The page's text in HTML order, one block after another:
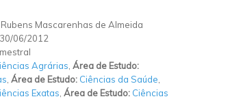
Rubens Mascarenhas de Almeida
30/06/2012
Agrárias Área de Estudo:
Área de Estudo: Ciências da Saúde
Exatas Área de Estudo: Ciências